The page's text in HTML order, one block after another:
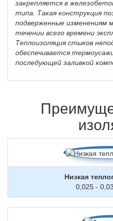
закрепляется в
типа. Такая конструкция
подверженные изменениям
течении всего времени
Теплоизоляция стыков
обеспечивается
последующей заливкой
Низкая
0,025 -